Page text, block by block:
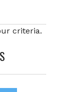
criteria.